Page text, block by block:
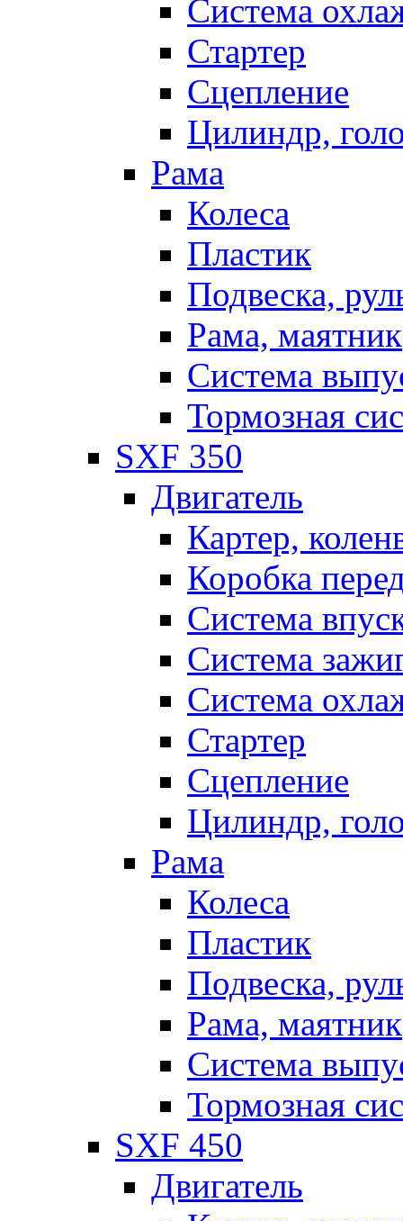
Система
Стартер
Сцепление
Цилиндр,
Рама
Колеса
Пластик
Подвеска,
Рама, маятник
Система
Тормозная
SXF 350
Двигатель
Картер,
Коробка
Система
Система
Система
Стартер
Сцепление
Цилиндр,
Рама
Колеса
Пластик
Подвеска,
Рама, маятник
Система
Тормозная
SXF 450
Двигатель